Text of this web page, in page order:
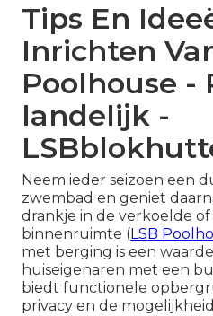
Tips En
Inrichten
Poolhouse -
landelijk -
Neem ieder seizoen een
zwembad en geniet
drankje in de verkoelde
binnenruimte (LSB
met berging is een
huiseigenaren met een
biedt functionele
privacy en de